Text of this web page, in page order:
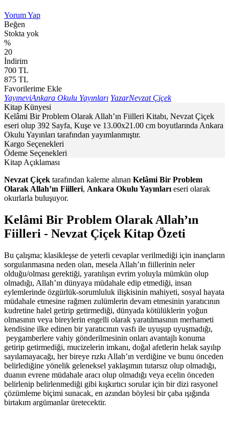
Yorum Yap
Beğen
Stokta yok
%
20
İndirim
700 TL
875 TL
Favorilerime Ekle
YayıneviAnkara Okulu Yayınları YazarNevzat Çiçek
Kitap Künyesi
Kelâmi Bir Problem Olarak Allah’ın Fiilleri Kitabı, Nevzat Çiçek
eseri olup 392 Sayfa, Kuşe ve 13.00x21.00 cm boyutlarında Ankara
Okulu Yayınları tarafından yayımlanmıştır.
Kargo Seçenekleri
Ödeme Seçenekleri
Kitap Açıklaması
Nevzat Çiçek tarafından kaleme alınan Kelâmi Bir Problem
Olarak Allah’ın Fiilleri, Ankara Okulu Yayınları eseri olarak
okurlarla buluşuyor.
Kelâmi Bir Problem Olarak Allah’ın
Fiilleri - Nevzat Çiçek Kitap Özeti
Bu çalışma; klasikleşse de yeterli cevaplar verilmediği için inançların
sorgulanmasına neden olan, mesela Allah’ın fiillerinin neler
olduğu/olması gerektiği, yaratılışın evrim yoluyla mümkün olup
olmadığı, Allah’ın dünyaya müdahale edip etmediği, insan
eylemlerinde özgürlük-sorumluluk ilişkisinin mahiyeti, sosyal hayata
müdahale etmesine rağmen zulümlerin devam etmesinin yaratıcının
kudretine halel getirip getirmediği, dünyada kötülüklerin yoğun
olmasının veya bireylerin engelli olarak yaratılmasının merhameti
kendisine ilke edinen bir yaratıcının vasfı ile uyuşup uyuşmadığı,
peygamberlere vahiy gönderilmesinin onları avantajlı konuma
getirip getirmediği, mucizelerin imkanı, doğal afetlerin helak sayılıp
sayılamayacağı, her bireye rızkı Allah’ın verdiğine ve bunu önceden
belirlediğine yönelik geleneksel yaklaşımın tutarsız olup olmadığı,
duanın evrene müdahale aracı olup olmadığı veya ecelin önceden
belirlenip belirlenmediği gibi kışkırtıcı sorular için bir dizi rasyonel
çözümleme biçimi sunacak, en azından böylesi bir çaba ışığında
birtakım argümanlar üretecektir.